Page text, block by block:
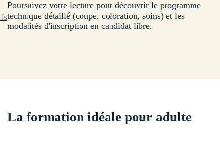
Poursuivez votre lecture pour découvrir le programme
technique détaillé (coupe, coloration, soins) et les
modalités d'inscription en candidat libre.
La formation idéale pour adulte